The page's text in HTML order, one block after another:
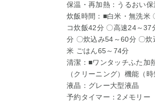
保温・再加熱：うるおい
炊飯時間：■白米・無洗米
コ炊飯42分 〇高速24～
分 〇炊込み54～60分 〇
米 ごはん65～74分
清潔：■ワンタッチふた加
（クリーニング）機能（
液晶：グレー大型液晶
予約タイマー：2メモリー